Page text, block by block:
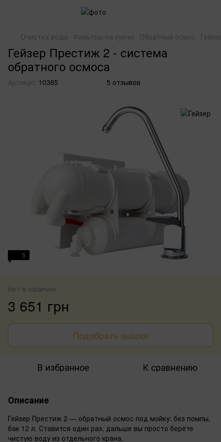
Очистка воды Фильтры на кухню Обратный осмос
Гейзер Престиж 2 - система
обратного осмоса
Артикул: 10385 5 отзывов
5
Нет в наличии
3 651 грн
Подобрать аналог
В избранное К сравнению
Описание
Гейзер Престиж 2 — обратный осмос под мойку: без помпы,
бак 12 л. Ставится один раз, дальше вы просто берёте
чистую воду из отдельного крана.